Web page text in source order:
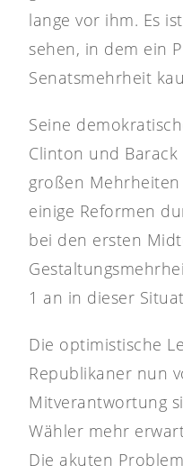
lange vor ihm. Es
sehen, in dem ein
Senatsmehrheit
Seine
Clinton und
großen Mehrheiten
einige Reformen
bei den ersten
1 an in dieser
Die optimistische
Republikaner nun
Mitverantwortung
Wähler mehr
Die akuten